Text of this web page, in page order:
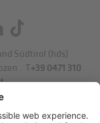
Südtirol (hds)
. T+39 0471 310